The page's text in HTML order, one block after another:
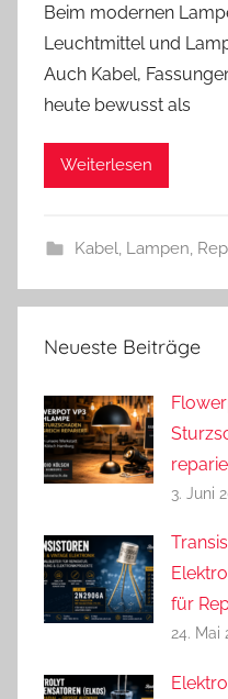
Beim modernen
Leuchtmittel und
Auch Kabel,
heute bewusst als
Weiterlesen
Kabel Lampen
Neueste Beiträge
3. Juni
für
24. Mai